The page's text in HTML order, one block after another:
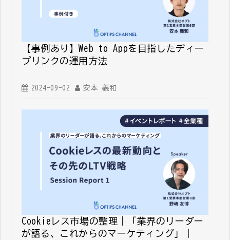
【事例あり】Web to Appを目指したディー
プリンクの運用方法
2024-09-02 安本 義和
Cookieレス市場の整理｜「業界のリーダー
が語る、これからのマーケティング」｜